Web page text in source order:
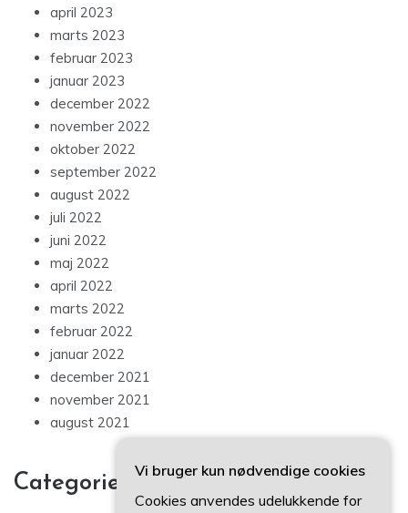
april 2023
marts 2023
februar 2023
januar 2023
december 2022
november 2022
oktober 2022
september 2022
august 2022
juli 2022
juni 2022
maj 2022
april 2022
marts 2022
februar 2022
januar 2022
december 2021
november 2021
august 2021
Categories
Vi bruger kun nødvendige cookies
Cookies anvendes udelukkende for